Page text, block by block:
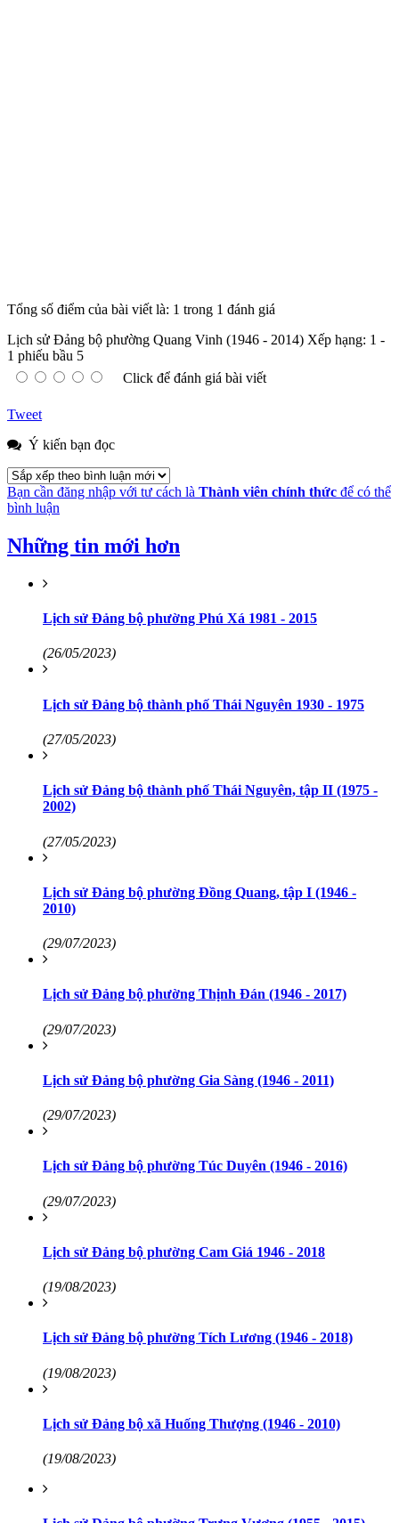
Tổng số điểm của bài viết là: 1 trong 1 đánh giá
Lịch sử Đảng bộ phường Quang Vinh (1946 - 2014) Xếp hạng: 1 -
1 phiếu bầu 5
Click để đánh giá bài viết
Tweet
Ý kiến bạn đọc
Bạn cần đăng nhập với tư cách là Thành viên chính thức để có thể
bình luận
Những tin mới hơn
Lịch sử Đảng bộ phường Phú Xá 1981 - 2015
(26/05/2023)
Lịch sử Đảng bộ thành phố Thái Nguyên 1930 - 1975
(27/05/2023)
Lịch sử Đảng bộ thành phố Thái Nguyên, tập II (1975 -
2002)
(27/05/2023)
Lịch sử Đảng bộ phường Đồng Quang, tập I (1946 -
2010)
(29/07/2023)
Lịch sử Đảng bộ phường Thịnh Đán (1946 - 2017)
(29/07/2023)
Lịch sử Đảng bộ phường Gia Sàng (1946 - 2011)
(29/07/2023)
Lịch sử Đảng bộ phường Túc Duyên (1946 - 2016)
(29/07/2023)
Lịch sử Đảng bộ phường Cam Giá 1946 - 2018
(19/08/2023)
Lịch sử Đảng bộ phường Tích Lương (1946 - 2018)
(19/08/2023)
Lịch sử Đảng bộ xã Huống Thượng (1946 - 2010)
(19/08/2023)